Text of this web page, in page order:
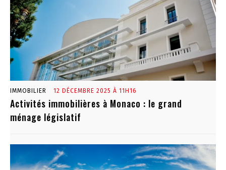
IMMOBILIER 12 DÉCEMBRE 2025 À 11H16
Activités immobilières à Monaco : le grand
ménage législatif